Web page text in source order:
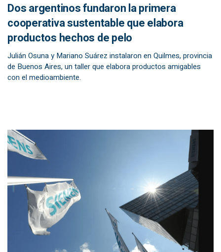
Dos argentinos fundaron la primera
cooperativa sustentable que elabora
productos hechos de pelo
Julián Osuna y Mariano Suárez instalaron en Quilmes, provincia
de Buenos Aires, un taller que elabora productos amigables
con el medioambiente.